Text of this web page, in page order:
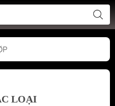
LOẠI